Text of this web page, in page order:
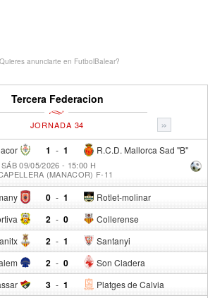
anunciarte en FutbolBalear?
Tercera Federacion
»
JORNADA 34
1 - R.C.D. Mallorca Sad "B"
1
SÁB 09/05/2026 - 15:00 H
(MANACOR) F-11
0 - Rotlet-molinar
1
2 - Collerense
0
2 - Santanyi
1
2 - Son Cladera
0
3 - Platges de Calvia
1